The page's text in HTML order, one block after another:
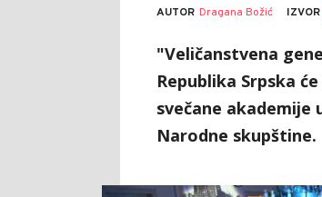
AUTOR Dragana Božić IZVOR
"Veličanstvena
Republika Srpska
svečane akademije
Narodne skupštine.